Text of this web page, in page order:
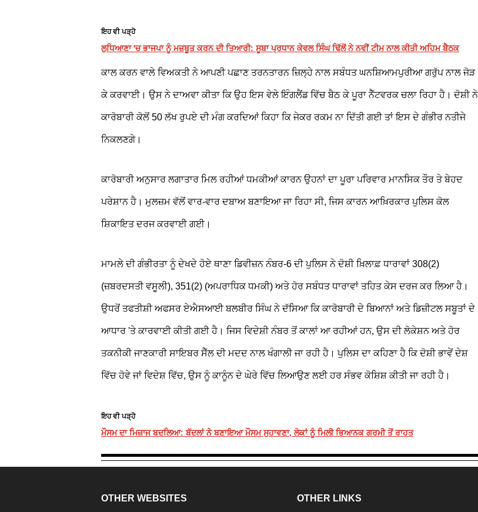
ਇਹ ਵੀ ਪੜ੍ਹੋ
ਲੁਧਿਆਣਾ 'ਚ ਭਾਜਪਾ ਨੂੰ ਮਜ਼ਬੂਤ ਕਰਨ ਦੀ ਤਿਆਰੀ: ਸੂਬਾ ਪ੍ਰਧਾਨ ਕੇਵਲ ਸਿੰਘ ਢਿੱਲੋਂ ਨੇ ਨਵੀਂ ਟੀਮ ਨਾਲ ਕੀਤੀ ਅਹਿਮ ਬੈਠਕ
ਕਾਲ ਕਰਨ ਵਾਲੇ ਵਿਅਕਤੀ ਨੇ ਆਪਣੀ ਪਛਾਣ ਤਰਨਤਾਰਨ ਜ਼ਿਲ੍ਹੇ ਨਾਲ ਸਬੰਧਤ ਘਨਸ਼ਿਆਮਪੁਰੀਆ ਗਰੁੱਪ ਨਾਲ ਜੋੜ
ਕੇ ਕਰਵਾਈ। ਉਸ ਨੇ ਦਾਅਵਾ ਕੀਤਾ ਕਿ ਉਹ ਇਸ ਵੇਲੇ ਇੰਗਲੈਂਡ ਵਿੱਚ ਬੈਠ ਕੇ ਪੂਰਾ ਨੈੱਟਵਰਕ ਚਲਾ ਰਿਹਾ ਹੈ। ਦੋਸ਼ੀ ਨੇ
ਕਾਰੋਬਾਰੀ ਕੋਲੋਂ 50 ਲੱਖ ਰੁਪਏ ਦੀ ਮੰਗ ਕਰਦਿਆਂ ਕਿਹਾ ਕਿ ਜੇਕਰ ਰਕਮ ਨਾ ਦਿੱਤੀ ਗਈ ਤਾਂ ਇਸ ਦੇ ਗੰਭੀਰ ਨਤੀਜੇ
ਨਿਕਲਣਗੇ।
ਕਾਰੋਬਾਰੀ ਅਨੁਸਾਰ ਲਗਾਤਾਰ ਮਿਲ ਰਹੀਆਂ ਧਮਕੀਆਂ ਕਾਰਨ ਉਹਨਾਂ ਦਾ ਪੂਰਾ ਪਰਿਵਾਰ ਮਾਨਸਿਕ ਤੌਰ ਤੇ ਬੇਹਦ
ਪਰੇਸ਼ਾਨ ਹੈ। ਮੁਲਜ਼ਮ ਵੱਲੋਂ ਵਾਰ-ਵਾਰ ਦਬਾਅ ਬਣਾਇਆ ਜਾ ਰਿਹਾ ਸੀ, ਜਿਸ ਕਾਰਨ ਆਖ਼ਿਰਕਾਰ ਪੁਲਿਸ ਕੋਲ
ਸ਼ਿਕਾਇਤ ਦਰਜ ਕਰਵਾਈ ਗਈ।
ਮਾਮਲੇ ਦੀ ਗੰਭੀਰਤਾ ਨੂੰ ਦੇਖਦੇ ਹੋਏ ਥਾਣਾ ਡਿਵੀਜ਼ਨ ਨੰਬਰ-6 ਦੀ ਪੁਲਿਸ ਨੇ ਦੋਸ਼ੀ ਖ਼ਿਲਾਫ਼ ਧਾਰਾਵਾਂ 308(2)
(ਜ਼ਬਰਦਸਤੀ ਵਸੂਲੀ), 351(2) (ਅਪਰਾਧਿਕ ਧਮਕੀ) ਅਤੇ ਹੋਰ ਸਬੰਧਤ ਧਾਰਾਵਾਂ ਤਹਿਤ ਕੇਸ ਦਰਜ ਕਰ ਲਿਆ ਹੈ।
ਉਧਰੋਂ ਤਫਤੀਸ਼ੀ ਅਫਸਰ ਏਐਸਆਈ ਬਲਬੀਰ ਸਿੰਘ ਨੇ ਦੱਸਿਆ ਕਿ ਕਾਰੋਬਾਰੀ ਦੇ ਬਿਆਨਾਂ ਅਤੇ ਡਿਜ਼ੀਟਲ ਸਬੂਤਾਂ ਦੇ
ਆਧਾਰ 'ਤੇ ਕਾਰਵਾਈ ਕੀਤੀ ਗਈ ਹੈ। ਜਿਸ ਵਿਦੇਸ਼ੀ ਨੰਬਰ ਤੋਂ ਕਾਲਾਂ ਆ ਰਹੀਆਂ ਹਨ, ਉਸ ਦੀ ਲੋਕੇਸ਼ਨ ਅਤੇ ਹੋਰ
ਤਕਨੀਕੀ ਜਾਣਕਾਰੀ ਸਾਇਬਰ ਸੈੱਲ ਦੀ ਮਦਦ ਨਾਲ ਖੰਗਾਲੀ ਜਾ ਰਹੀ ਹੈ। ਪੁਲਿਸ ਦਾ ਕਹਿਣਾ ਹੈ ਕਿ ਦੋਸ਼ੀ ਭਾਵੇਂ ਦੇਸ਼
ਵਿੱਚ ਹੋਵੇ ਜਾਂ ਵਿਦੇਸ਼ ਵਿੱਚ, ਉਸ ਨੂੰ ਕਾਨੂੰਨ ਦੇ ਘੇਰੇ ਵਿੱਚ ਲਿਆਉਣ ਲਈ ਹਰ ਸੰਭਵ ਕੋਸ਼ਿਸ਼ ਕੀਤੀ ਜਾ ਰਹੀ ਹੈ।
ਇਹ ਵੀ ਪੜ੍ਹੋ
ਮੌਸਮ ਦਾ ਮਿਜ਼ਾਜ ਬਦਲਿਆ: ਬੱਦਲਾਂ ਨੇ ਬਣਾਇਆ ਮੌਸਮ ਸੁਹਾਵਣਾ, ਲੋਕਾਂ ਨੂੰ ਮਿਲੀ ਭਿਆਨਕ ਗਰਮੀ ਤੋਂ ਰਾਹਤ
OTHER WEBSITES OTHER LINKS